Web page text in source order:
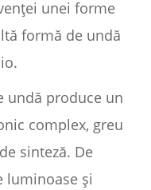
unei forme
formă de undă
undă produce un
complex, greu
sinteză. De
luminoase și